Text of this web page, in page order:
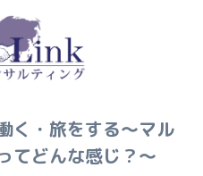
く・旅をする〜マル
てどんな感じ？～